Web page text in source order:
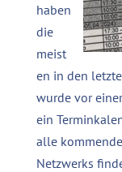
haben
die
meist
en in den
wurde vor
ein
alle
Netzwerks